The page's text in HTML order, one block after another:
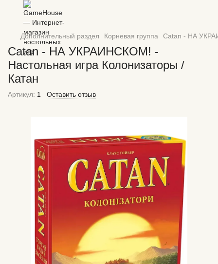
Дополнительный раздел Корневая группа Catan - НА
Catan - НА УКРАИНСКОМ! -
Настольная игра Колонизаторы /
Катан
Артикул: 1 Оставить отзыв